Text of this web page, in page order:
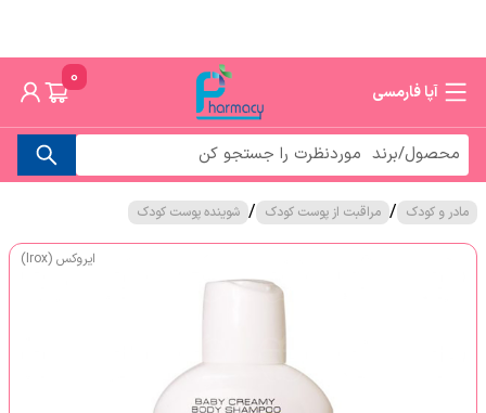
آپا فارمسی
0
مادر و کودک / مراقبت از پوست کودک / شوینده پوست کودک
ایروکس (Irox)